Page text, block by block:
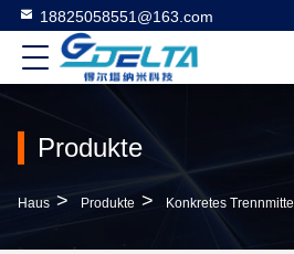
18825058551@163.com
Produkte
Haus > Produkte > Konkretes Trennmittel